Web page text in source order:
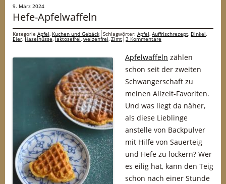
9. März 2024
Hefe-Apfelwaffeln
Kategorie Apfel, Kuchen und Gebäck Schlagwörter: Apfel, Auffrischrezept, Dinkel,
Eier,Haselnüsse,laktosefrei,weizenfrei, Zimt 3 Kommentare
Apfelwaffeln zählen
schon seit der zweiten
Schwangerschaft zu
meinen Allzeit-Favoriten.
Und was liegt da näher,
als diese Lieblinge
anstelle von Backpulver
mit Hilfe von Sauerteig
und Hefe zu lockern? Wer
es eilig hat, kann den Teig
schon nach einer Stunde